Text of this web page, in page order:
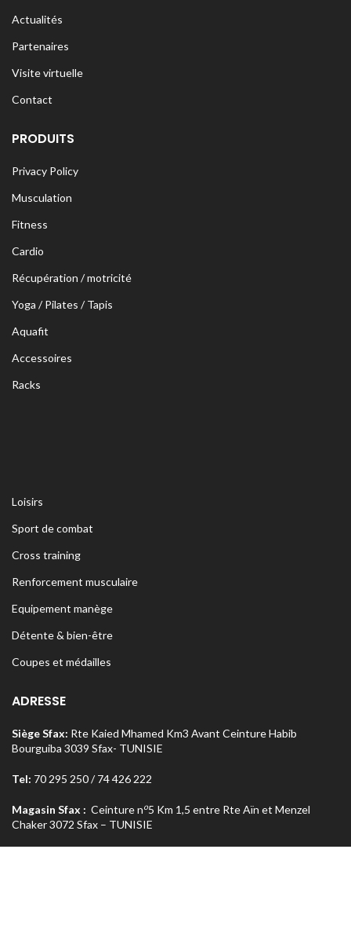
Actualités
Partenaires
Visite virtuelle
Contact
PRODUITS
Privacy Policy
Musculation
Fitness
Cardio
Récupération / motricité
Yoga / Pilates / Tapis
Aquafit
Accessoires
Racks
Loisirs
Sport de combat
Cross training
Renforcement musculaire
Equipement manège
Détente & bien-être
Coupes et médailles
ADRESSE
Siège Sfax: Rte Kaied Mhamed Km3 Avant Ceinture Habib
Bourguiba 3039 Sfax- TUNISIE
Tel: 70 295 250 / 74 426 222
Magasin Sfax : Ceinture no5 Km 1,5 entre Rte Aïn et Menzel
Chaker 3072 Sfax – TUNISIE